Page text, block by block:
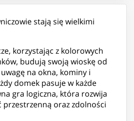
stają się wielkimi
korzystając z kolorowych
budują swoją wioskę od
na okna, kominy i
domek pasuje w każde
gra logiczna, która rozwija
przestrzenną oraz zdolności